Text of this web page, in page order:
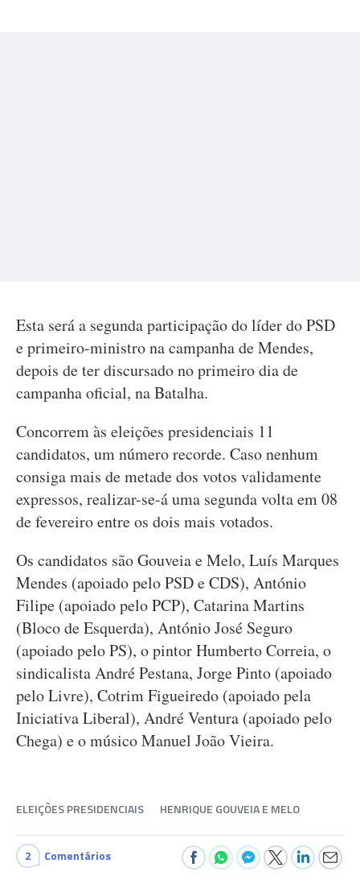
Esta será a segunda participação do líder do PSD
e primeiro-ministro na campanha de Mendes,
depois de ter discursado no primeiro dia de
campanha oficial, na Batalha.
Concorrem às eleições presidenciais 11
candidatos, um número recorde. Caso nenhum
consiga mais de metade dos votos validamente
expressos, realizar-se-á uma segunda volta em 08
de fevereiro entre os dois mais votados.
Os candidatos são Gouveia e Melo, Luís Marques
Mendes (apoiado pelo PSD e CDS), António
Filipe (apoiado pelo PCP), Catarina Martins
(Bloco de Esquerda), António José Seguro
(apoiado pelo PS), o pintor Humberto Correia, o
sindicalista André Pestana, Jorge Pinto (apoiado
pelo Livre), Cotrim Figueiredo (apoiado pela
Iniciativa Liberal), André Ventura (apoiado pelo
Chega) e o músico Manuel João Vieira.
ELEIÇÕES PRESIDENCIAIS HENRIQUE GOUVEIA E MELO
2 Comentários